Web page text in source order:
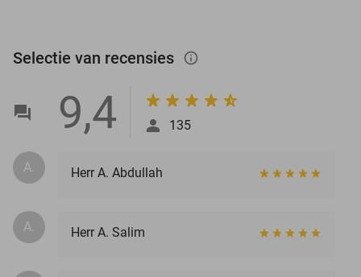
Selectie van recensies info_outlined
9,4 135
A. Herr A. Abdullah
A. Herr A. Salim